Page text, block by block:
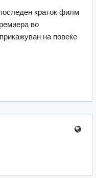
краток филм
во
на повеќе